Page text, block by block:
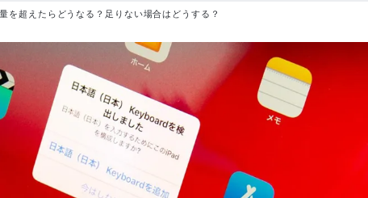
を超えたらどうなる？足りない場合はどうする？